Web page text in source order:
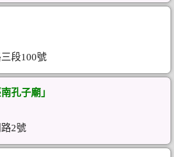
段100號
孔子廟」
2號